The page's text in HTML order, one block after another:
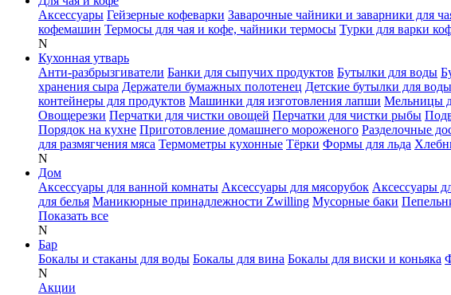
Аксессуары Гейзерные кофеварки Заварочные чайники и заварники для
кофемашин Термосы для чая и кофе, чайники термосы Турки для варки
N
Кухонная утварь
Анти-разбрызгиватели Банки для сыпучих продуктов Бутылки для воды
хранения сыра Держатели бумажных полотенец Детские бутылки для воды
контейнеры для продуктов Машинки для изготовления лапши Мельницы
Овощерезки Перчатки для чистки овощей Перчатки для чистки рыбы
Порядок на кухне Приготовление домашнего мороженого Разделочные
для размягчения мяса Термометры кухонные Тёрки Формы для льда
N
Дом
Аксессуары для ванной комнаты Аксессуары для мясорубок Аксессуары
для белья Маникюрные принадлежности Zwilling Мусорные баки
Показать все
N
Бар
Бокалы и стаканы для воды Бокалы для вина Бокалы для виски и коньяка
N
Акции